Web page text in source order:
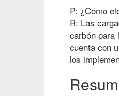
P: ¿Cómo
R: Las
carbón para
cuenta con
los